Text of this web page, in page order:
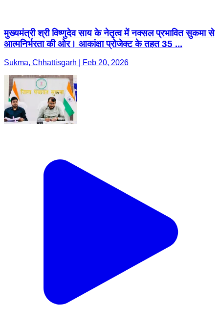
मुख्यमंत्री श्री विष्णुदेव साय के नेतृत्व में नक्सल प्रभावित सुकमा से
आत्मनिर्भरता की ओर। आकांक्षा प्रोजेक्ट के तहत 35 ...
Sukma, Chhattisgarh | Feb 20, 2026